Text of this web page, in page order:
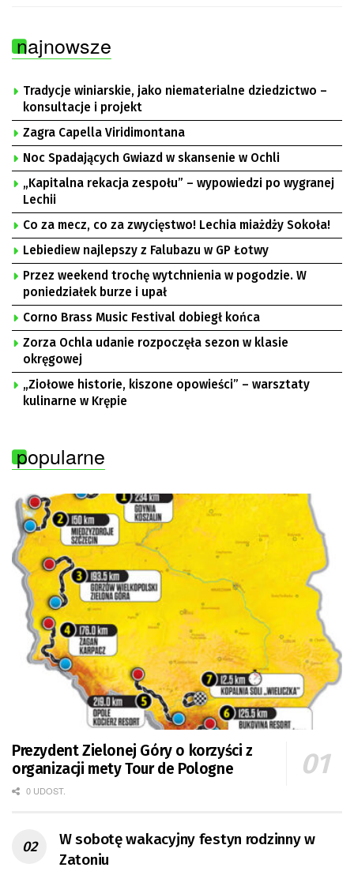
najnowsze
Tradycje winiarskie, jako niematerialne dziedzictwo –
konsultacje i projekt
Zagra Capella Viridimontana
Noc Spadających Gwiazd w skansenie w Ochli
„Kapitalna rekacja zespołu” – wypowiedzi po wygranej
Lechii
Co za mecz, co za zwycięstwo! Lechia miażdży Sokoła!
Lebiediew najlepszy z Falubazu w GP Łotwy
Przez weekend trochę wytchnienia w pogodzie. W
poniedziałek burze i upał
Corno Brass Music Festival dobiegł końca
Zorza Ochla udanie rozpoczęła sezon w klasie
okręgowej
„Ziołowe historie, kiszone opowieści” – warsztaty
kulinarne w Krępie
popularne
Prezydent Zielonej Góry o korzyści z
organizacji mety Tour de Pologne
0 UDOST.
W sobotę wakacyjny festyn rodzinny w
Zatoniu